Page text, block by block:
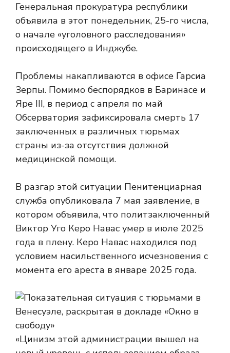
Генеральная прокуратура республики
объявила в этот понедельник, 25-го числа,
о начале «уголовного расследования»
происходящего в Инджубе.
Проблемы накапливаются в офисе Гарсиа
Зерпы. Помимо беспорядков в Баринасе и
Яре III, в период с апреля по май
Обсерватория зафиксировала смерть 17
заключенных в различных тюрьмах
страны из-за отсутствия должной
медицинской помощи.
В разгар этой ситуации Пенитенциарная
служба опубликовала 7 мая заявление, в
котором объявила, что политзаключенный
Виктор Уго Керо Навас умер в июле 2025
года в плену. Керо Навас находился под
условием насильственного исчезновения с
момента его ареста в январе 2025 года.
«Цинизм этой администрации вышел на